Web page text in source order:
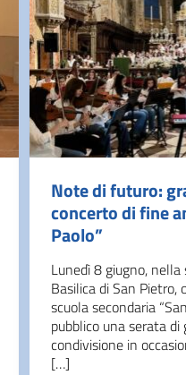
Note di futuro:
concerto di fine
Paolo”
Lunedì 8 giugno,
Basilica di San
scuola secondaria
pubblico una serata di
condivisione in
[…]